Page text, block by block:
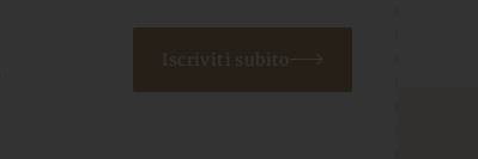
Iscriviti subito